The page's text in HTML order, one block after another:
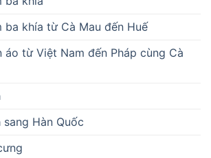
ba khía từ Cà Mau đến Huế
áo từ Việt Nam đến Pháp cùng Cà
Hàn Quốc